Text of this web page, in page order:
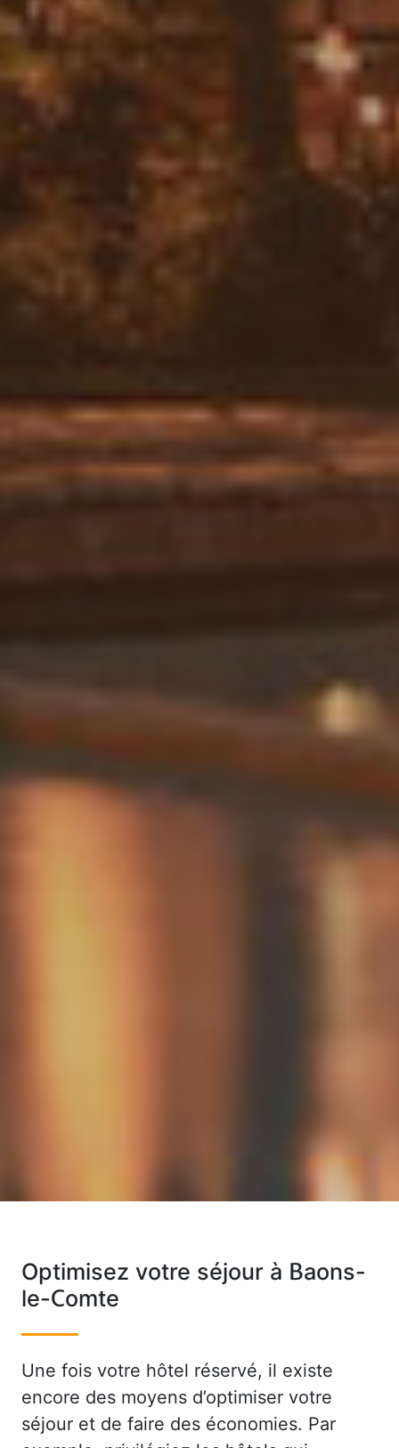
Optimisez votre séjour à Baons-
le-Comte
Une fois votre hôtel réservé, il existe
encore des moyens d’optimiser votre
séjour et de faire des économies. Par